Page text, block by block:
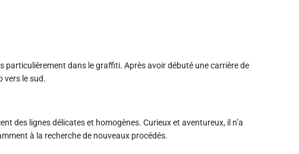
dans le graffiti. Après avoir débuté une carrière de
le sud.
des lignes délicates et homogènes. Curieux et aventureux, il n’a
à la recherche de nouveaux procédés.